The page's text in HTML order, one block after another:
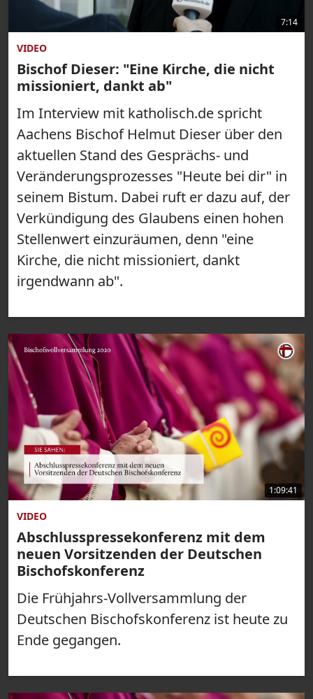
7:14
VIDEO
Bischof Dieser: "Eine Kirche, die nicht
missioniert, dankt ab"
Im Interview mit katholisch.de spricht
Aachens Bischof Helmut Dieser über den
aktuellen Stand des Gesprächs- und
Veränderungsprozesses "Heute bei dir" in
seinem Bistum. Dabei ruft er dazu auf, der
Verkündigung des Glaubens einen hohen
Stellenwert einzuräumen, denn "eine
Kirche, die nicht missioniert, dankt
irgendwann ab".
1:09:41
VIDEO
Abschlusspressekonferenz mit dem
neuen Vorsitzenden der Deutschen
Bischofskonferenz
Die Frühjahrs-Vollversammlung der
Deutschen Bischofskonferenz ist heute zu
Ende gegangen.